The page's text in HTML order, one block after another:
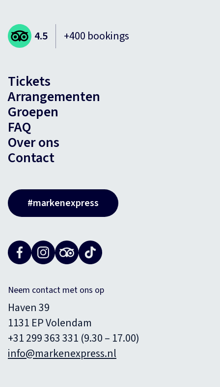
Neem contact met ons op
Haven 39
1131 EP Volendam
+31 299 363 331 (9.30 – 17.00)
info@markenexpress.nl
4.5 +400 bookings
Tickets
Arrangementen
Groepen
FAQ
Over ons
Contact
#markenexpress